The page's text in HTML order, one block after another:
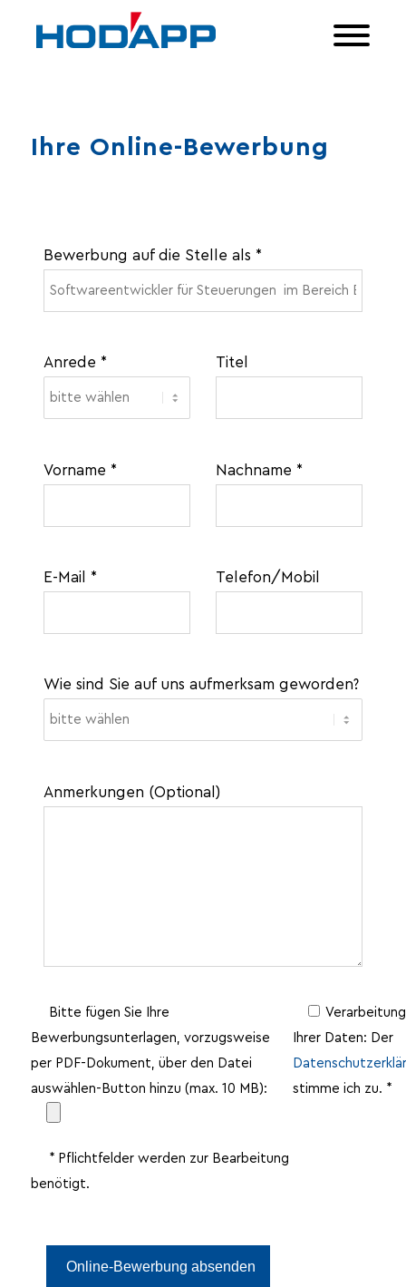
Ihre Online-Bewerbung
Bewerbung auf die Stelle als *
Anrede * Titel
Vorname * Nachname *
E-Mail * Telefon/Mobil
Wie sind Sie auf uns aufmerksam geworden?
Anmerkungen (Optional)
Bitte fügen Sie Ihre
Bewerbungsunterlagen, vorzugsweise
per PDF-Dokument, über den Datei
auswählen-Button hinzu (max. 10 MB):
* Pflichtfelder werden zur Bearbeitung
benötigt.
Verarbeitung
Ihrer Daten: Der
stimme ich zu. *